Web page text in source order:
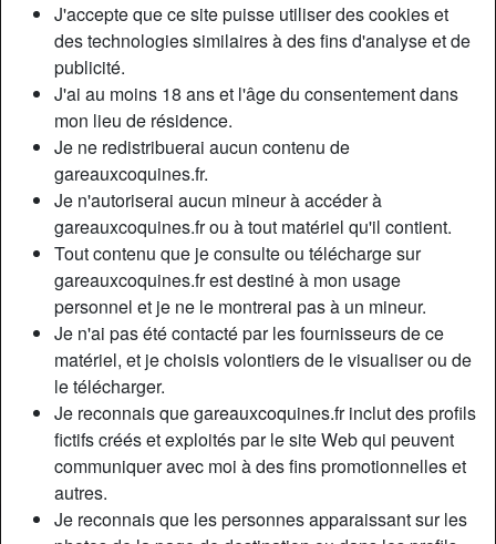
J'accepte que ce site puisse utiliser des cookies et
des technologies similaires à des fins d'analyse et de
publicité.
J'ai au moins 18 ans et l'âge du consentement dans
mon lieu de résidence.
Je ne redistribuerai aucun contenu de
gareauxcoquines.fr.
Je n'autoriserai aucun mineur à accéder à
gareauxcoquines.fr ou à tout matériel qu'il contient.
Tout contenu que je consulte ou télécharge sur
gareauxcoquines.fr est destiné à mon usage
personnel et je ne le montrerai pas à un mineur.
Je n'ai pas été contacté par les fournisseurs de ce
matériel, et je choisis volontiers de le visualiser ou de
le télécharger.
Je reconnais que gareauxcoquines.fr inclut des profils
fictifs créés et exploités par le site Web qui peuvent
communiquer avec moi à des fins promotionnelles et
autres.
Je reconnais que les personnes apparaissant sur les
Nickname:
DiCecile
Âge:
37
Pays:
France
Département:
Hauts-de-Seine
Sexe:
Femme
Sexualité:
Hétéro
Relation:
Couleur des cheveux:
Foncé
Couleur des yeux:
Bleu
Épilé(e):
Épilé(e)